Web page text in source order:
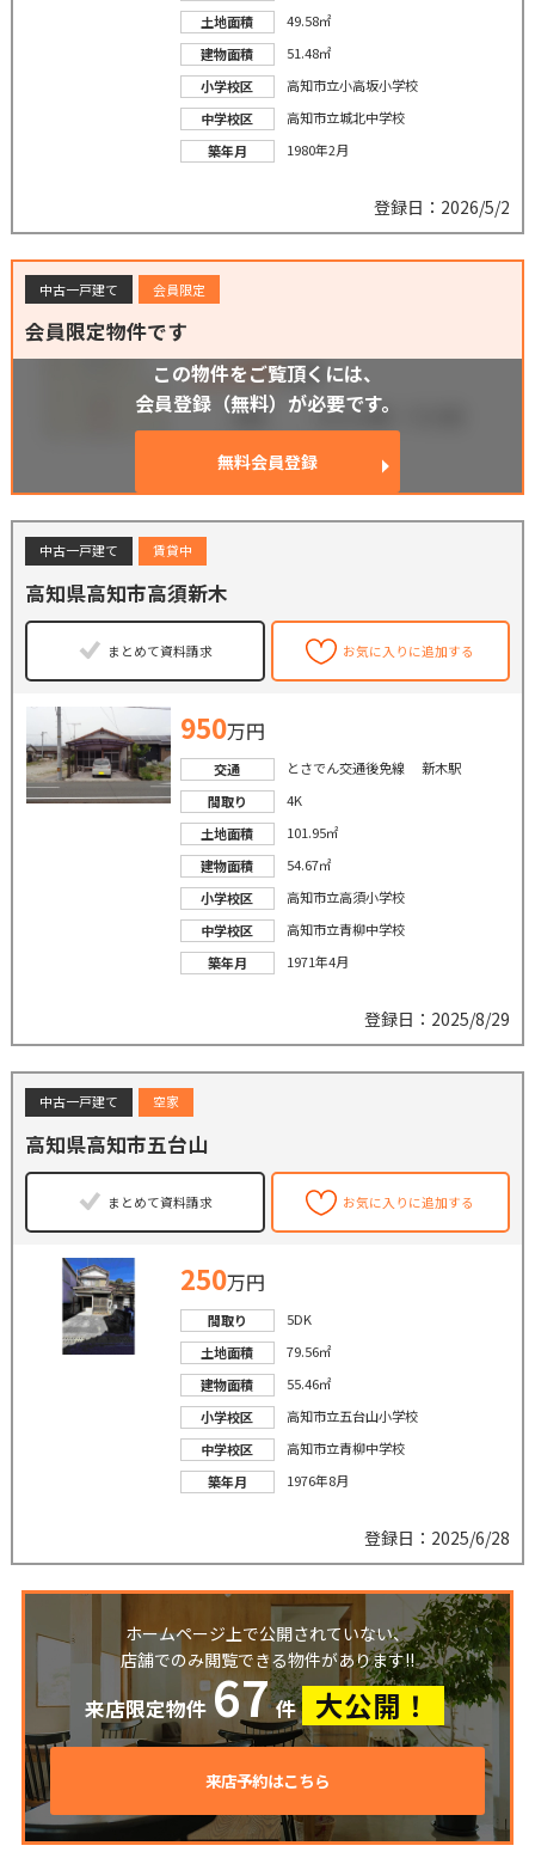
土地面積
49.58㎡
建物面積
51.48㎡
小学校区
高知市立小高坂小学校
中学校区
高知市立城北中学校
築年月
1980年2月
登録日：2026/5/2
中古一戸建て 会員限定
会員限定物件です
この物件をご覧頂くには、
会員登録（無料）が必要です。
無料会員登録
中古一戸建て 賃貸中
高知県高知市高須新木
まとめて資料請求 お気に入りに追加する
950万円
交通
とさでん交通後免線 新木駅
間取り
4K
土地面積
101.95㎡
建物面積
54.67㎡
小学校区
高知市立高須小学校
中学校区
高知市立青柳中学校
築年月
1971年4月
登録日：2025/8/29
中古一戸建て 空家
高知県高知市五台山
まとめて資料請求 お気に入りに追加する
250万円
間取り
5DK
土地面積
79.56㎡
建物面積
55.46㎡
小学校区
高知市立五台山小学校
中学校区
高知市立青柳中学校
築年月
1976年8月
登録日：2025/6/28
ホームページ上で公開されていない、
店舗でのみ閲覧できる物件があります!!
来店限定物件 67 件 大公開！
来店予約はこちら